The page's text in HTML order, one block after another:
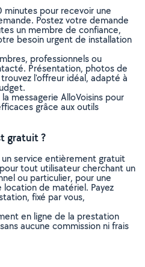
minutes pour recevoir une
Postez votre demande
un membre de confiance,
besoin urgent de installation
professionnels ou
Présentation, photos de
l'offreur idéal, adapté à
messagerie AlloVoisins pour
grâce aux outils
gratuit ?
service entièrement gratuit
tout utilisateur cherchant un
ou particulier, pour une
de matériel. Payez
fixé par vous,
en ligne de la prestation
aucune commission ni frais